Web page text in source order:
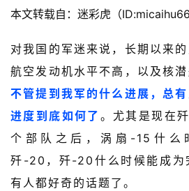
本文转载自：迷彩虎（
对我国的军迷来说，长期以来
航空发动机水平不高，以及核潜
不管提到我军的什么进展，总
进度到底如何了 。尤其是现在
个部队之后，涡扇-15什么
歼-20，歼-20什么时候能成为
有人都好奇的话题了。